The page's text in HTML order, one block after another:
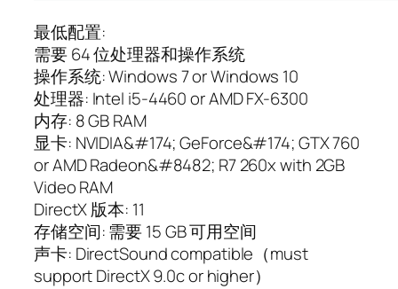
最低配置:
需要 64 位处理器和操作系统
操作系统: Windows 7 or Windows 10
处理器: Intel i5-4460 or AMD FX-6300
内存: 8 GB RAM
显卡: NVIDIA&#174; GeForce&#174; GTX 760
or AMD Radeon&#8482; R7 260x with 2GB
Video RAM
DirectX 版本: 11
存储空间: 需要 15 GB 可用空间
声卡: DirectSound compatible（must
support DirectX 9.0c or higher）